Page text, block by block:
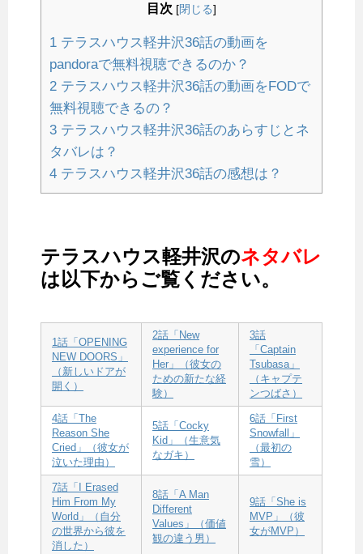
目次 [閉じる]
1 テラスハウス軽井沢36話の動画を
pandoraで無料視聴できるのか？
2 テラスハウス軽井沢36話の動画をFODで
無料視聴できるの？
3 テラスハウス軽井沢36話のあらすじとネ
タバレは？
4 テラスハウス軽井沢36話の感想は？
テラスハウス軽井沢のネタバレ
は以下からご覧ください。
1話「OPENING
NEW DOORS」
（新しいドアが
開く）
2話「New
experience for
Her」（彼女の
ための新たな経
験）
3話
「Captain
Tsubasa」
（キャプテ
ンつばさ）
4話「The
Reason She
Cried」（彼女が
泣いた理由）
5話「Cocky
Kid」（生意気
なガキ）
6話「First
Snowfall」
（最初の
雪）
7話「I Erased
Him From My
World」（自分
の世界から彼を
消した）
8話「A Man
Different
Values」（価値
観の違う男）
9話「She is
MVP」（彼
女がMVP）